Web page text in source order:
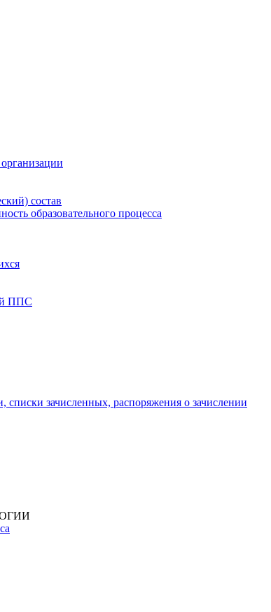
состав
образовательного процесса
ППС
зачисленных, распоряжения о зачислении